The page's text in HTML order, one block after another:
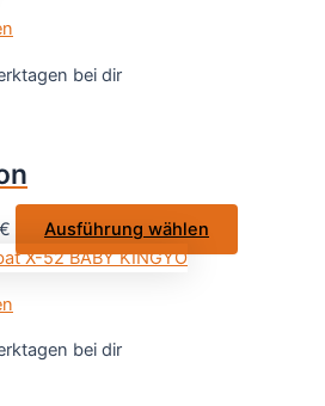
auf
der
Produktseite
bei dir
€ Ausführung wählen
Produkt
bei dir